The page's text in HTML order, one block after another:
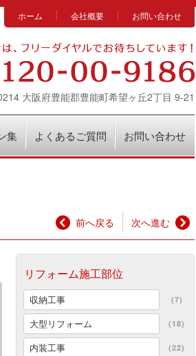
ホーム 会社概要 お問い合わせ
大阪府豊能郡豊能町希望ヶ丘2丁目 9-21
集 よくあるご質問 お問い合わせ
前へ戻る 次へ進む
リフォーム施工部位
収納工事 (7)
大型リフォーム (18)
内装工事 (22)